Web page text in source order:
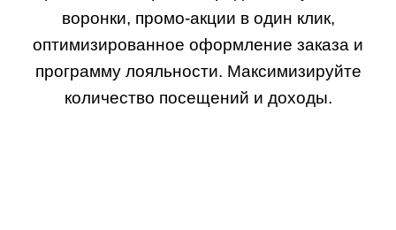
воронки, промо-акции в один клик,
оптимизированное оформление заказа и
программу лояльности. Максимизируйте
количество посещений и доходы.